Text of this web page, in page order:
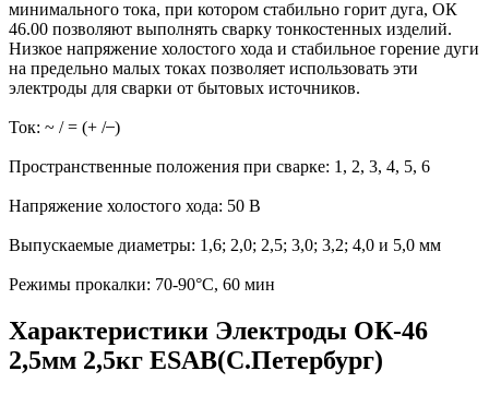
минимального тока, при котором стабильно горит дуга, ОК
46.00 позволяют выполнять сварку тонкостенных изделий.
Низкое напряжение холостого хода и стабильное горение дуги
на предельно малых токах позволяет использовать эти
электроды для сварки от бытовых источников.
Ток: ~ / = (+ / ̶ )
Пространственные положения при сварке: 1, 2, 3, 4, 5, 6
Напряжение холостого хода: 50 В
Выпускаемые диаметры: 1,6; 2,0; 2,5; 3,0; 3,2; 4,0 и 5,0 мм
Режимы прокалки: 70-90°С, 60 мин
Характеристики Электроды ОК-46
2,5мм 2,5кг ESAB(С.Петербург)